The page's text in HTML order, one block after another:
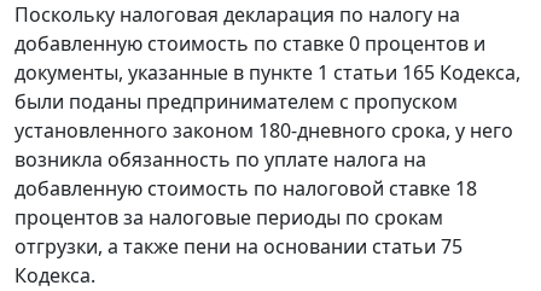
Поскольку налоговая декларация по налогу на
добавленную стоимость по ставке 0 процентов и
документы, указанные в пункте 1 статьи 165 Кодекса,
были поданы предпринимателем с пропуском
установленного законом 180-дневного срока, у него
возникла обязанность по уплате налога на
добавленную стоимость по налоговой ставке 18
процентов за налоговые периоды по срокам
отгрузки, а также пени на основании статьи 75
Кодекса.